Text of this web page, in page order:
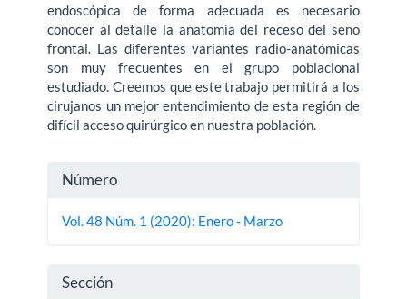
endoscópica de forma adecuada es necesario
conocer al detalle la anatomía del receso del seno
frontal. Las diferentes variantes radio-anatómicas
son muy frecuentes en el grupo poblacional
estudiado. Creemos que este trabajo permitirá a los
cirujanos un mejor entendimiento de esta región de
difícil acceso quirúrgico en nuestra población.
Detalles
del
Número
Vol. 48 Núm. 1 (2020): Enero - Marzo
Sección